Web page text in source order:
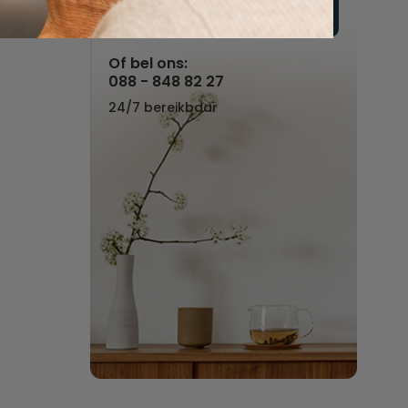
Vul hier uw wensen in
Of bel ons:
088 - 848 82 27
24/7 bereikbaar